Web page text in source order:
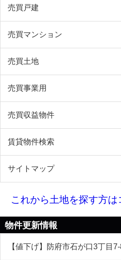
売買戸建
売買マンション
売買土地
売買事業用
売買収益物件
賃貸物件検索
サイトマップ
これから土地を探す方は
物件更新情報
【値下げ】防府市石が口3丁目